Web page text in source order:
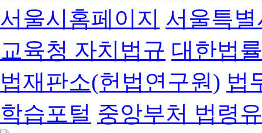
서울시홈페이지 서울특
교육청 자치법규 대한법
법재판소(헌법연구원) 법
학습포털 중앙부처 법령